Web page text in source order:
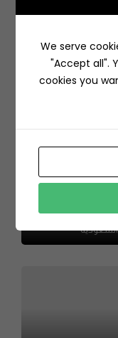
We serve
"Accept all".
cookies you